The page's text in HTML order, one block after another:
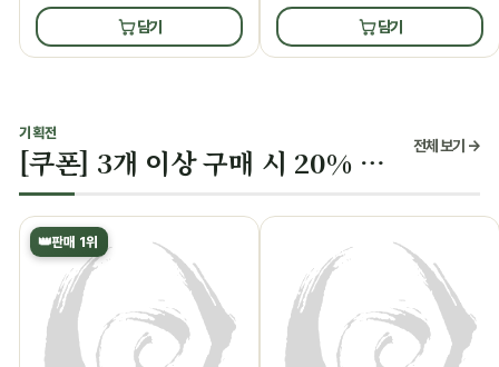
담기 담기
기획전
[쿠폰] 3개 이상 구매 시 20% 할인 전체 보기 →
👑판매 1위